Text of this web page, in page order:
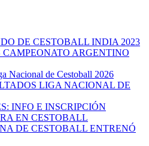
DE CESTOBALL INDIA 2023
ARGENTINO
Nacional de Cestoball 2026
LIGA NACIONAL DE
INFO E INSCRIPCIÓN
EN CESTOBALL
DE CESTOBALL ENTRENÓ